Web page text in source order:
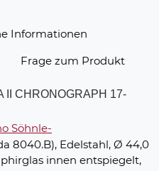
Informationen
Frage zum Produkt
II CHRONOGRAPH 17-
Söhnle-
8040.B), Edelstahl, Ø 44,0
innen entspiegelt,